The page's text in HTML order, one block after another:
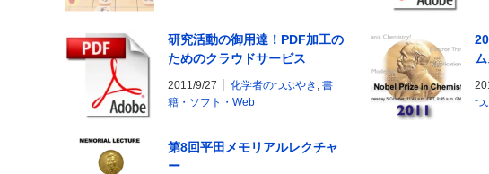
研究活動の御用達！PDF加工の
ためのクラウドサービス
2011/9/27 化学者のつぶやき , 書
籍・ソフト・Web
つ
第8回平田メモリアルレクチャ
ー